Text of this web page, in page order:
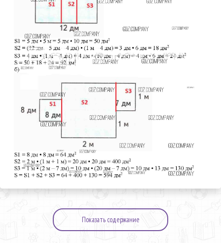
Показать содержание